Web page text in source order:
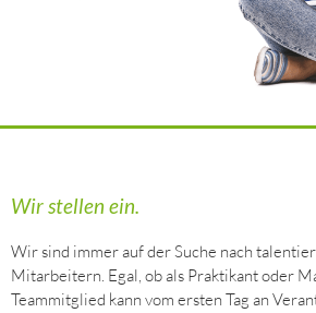
Wir stellen ein.
Wir sind immer auf der Suche nach
Mitarbeitern. Egal, ob als Praktikant oder
Teammitglied kann vom ersten Tag an